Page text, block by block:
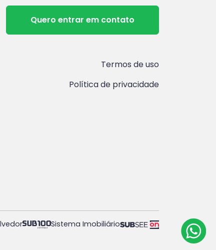
Quero entrar em contato
Termos de uso
Política de privacidade
Sistema Imobiliário